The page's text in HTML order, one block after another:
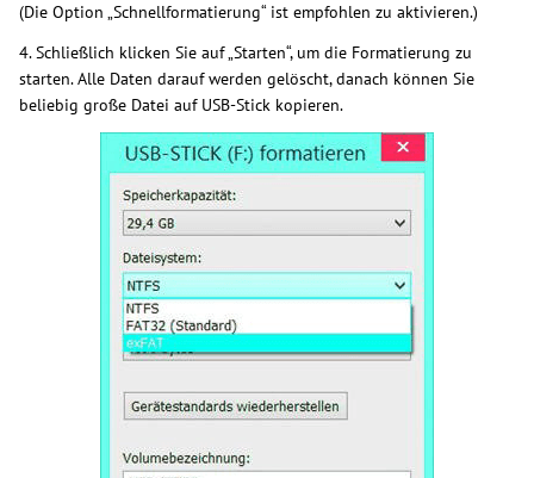
(Die Option „Schnellformatierung“ ist empfohlen zu aktivieren.)
4. Schließlich klicken Sie auf „Starten“, um die Formatierung zu
starten. Alle Daten darauf werden gelöscht, danach können Sie
beliebig große Datei auf USB-Stick kopieren.